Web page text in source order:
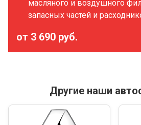
масляного и воздушного
запасных частей и
от 3 690 руб.
Другие наши